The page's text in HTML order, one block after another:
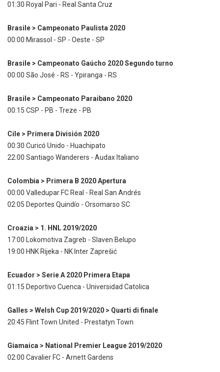
01:30 Royal Pari - Real Santa Cruz
Brasile > Campeonato Paulista 2020
00:00 Mirassol - SP - Oeste - SP
Brasile > Campeonato Gaúcho 2020 Segundo turno
00:00 São José - RS - Ypiranga - RS
Brasile > Campeonato Paraibano 2020
00:15 CSP - PB - Treze - PB
Cile > Primera División 2020
00:30 Curicó Unido - Huachipato
22:00 Santiago Wanderers - Audax Italiano
Colombia > Primera B 2020 Apertura
00:00 Valledupar FC Real - Real San Andrés
02:05 Deportes Quindío - Orsomarso SC
Croazia > 1. HNL 2019/2020
17:00 Lokomotiva Zagreb - Slaven Belupo
19:00 HNK Rijeka - NK Inter Zaprešić
Ecuador > Serie A 2020 Primera Etapa
01:15 Deportivo Cuenca - Universidad Catolica
Galles > Welsh Cup 2019/2020 > Quarti di finale
20:45 Flint Town United - Prestatyn Town
Giamaica > National Premier League 2019/2020
02:00 Cavalier FC - Arnett Gardens